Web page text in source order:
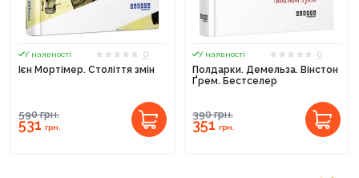
У наявності
0
Ієн Мортімер. Століття змін
590грн.
531грн.
У наявності
0
Полдарки. Демельза. Вінстон
Ґрем. Бестселер
390грн.
351грн.